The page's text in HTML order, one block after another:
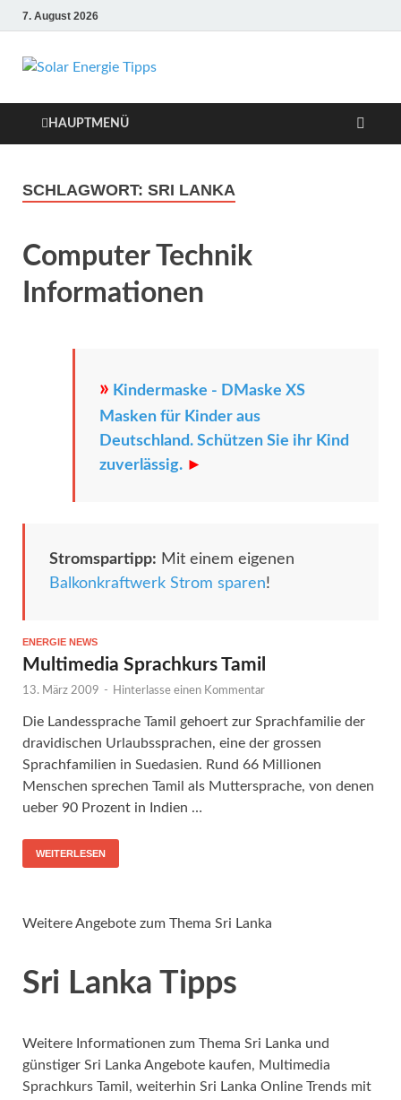
7. August 2026
Solar Energie
Tipps
Informationen und Tipps
HAUPTMENÜ
SCHLAGWORT: SRI LANKA
Computer Technik
Informationen
» Kindermaske - DMaske XS
Masken für Kinder aus
Deutschland. Schützen Sie ihr Kind
zuverlässig. ►
Stromspartipp: Mit einem eigenen
Balkonkraftwerk Strom sparen!
ENERGIE NEWS
Multimedia Sprachkurs Tamil
13. März 2009 - Hinterlasse einen Kommentar
Die Landessprache Tamil gehoert zur Sprachfamilie der
dravidischen Urlaubssprachen, eine der grossen
Sprachfamilien in Suedasien. Rund 66 Millionen
Menschen sprechen Tamil als Muttersprache, von denen
ueber 90 Prozent in Indien …
WEITERLESEN
Weitere Angebote zum Thema Sri Lanka
Sri Lanka Tipps
Weitere Informationen zum Thema Sri Lanka und
günstiger Sri Lanka Angebote kaufen, Multimedia
Sprachkurs Tamil, weiterhin Sri Lanka Online Trends mit